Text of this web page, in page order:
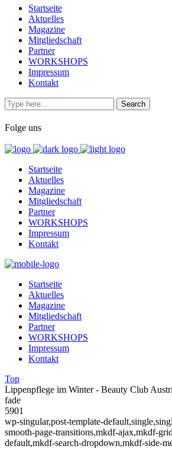
Startseite
Aktuelles
Magazine
Mitgliedschaft
Partner
WORKSHOPS
Impressum
Kontakt
Folge uns
Startseite
Aktuelles
Magazine
Mitgliedschaft
Partner
WORKSHOPS
Impressum
Kontakt
Startseite
Aktuelles
Magazine
Mitgliedschaft
Partner
WORKSHOPS
Impressum
Kontakt
Top
Lippenpflege im Winter - Beauty Club
fade
5901
wp-singular,post-template-
smooth-page-transitions,mkdf-ajax,mkdf-
default,mkdf-search-dropdown,mkdf-side-